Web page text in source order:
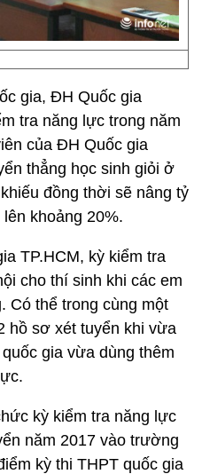
gia, ĐH Quốc gia
tra năng lực trong năm
của ĐH Quốc gia
thẳng học sinh giỏi ở
đồng thời sẽ nâng tỷ
khoảng 20%.
TP.HCM, kỳ kiểm tra
cho thí sinh khi các em
Có thể trong cùng một
hồ sơ xét tuyển khi vừa
gia vừa dùng thêm
kỳ kiểm tra năng lực
năm 2017 vào trường
kỳ thi THPT quốc gia